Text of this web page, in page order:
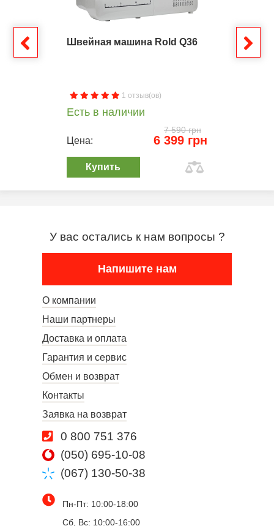
Швейная машина Rold Q36
1 отзыв(ов)
Есть в наличии
7 590 грн
Цена: 6 399 грн
Купить
У вас остались к нам вопросы ?
Напишите нам
О компании
Наши партнеры
Доставка и оплата
Гарантия и сервис
Обмен и возврат
Контакты
Заявка на возврат
0 800 751 376
(050) 695-10-08
(067) 130-50-38
Пн-Пт: 10:00-18:00
Сб, Вс: 10:00-16:00